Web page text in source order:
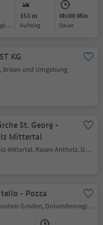
153 m
Aufstieg
0h:00 Min
Dauer
KG
Brixen und Umgebung
St. Georg -
Mittertal
Antholz-Mittertal, Rasen-Antholz, Dolomitenregion Kronplatz
- Pozza
Wolkenstein Gröden, Dolomitenregion Gröden